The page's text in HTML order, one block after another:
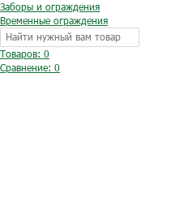
Заборы и ограждения
Временные ограждения
Товаров: 0
Сравнение: 0